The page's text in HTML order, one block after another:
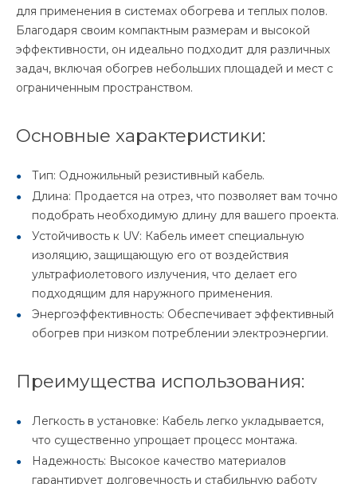
для применения в системах обогрева и теплых полов.
Благодаря своим компактным размерам и высокой
эффективности, он идеально подходит для различных
задач, включая обогрев небольших площадей и мест с
ограниченным пространством.
Основные характеристики:
Тип: Одножильный резистивный кабель.
Длина: Продается на отрез, что позволяет вам точно
подобрать необходимую длину для вашего проекта.
Устойчивость к UV: Кабель имеет специальную
изоляцию, защищающую его от воздействия
ультрафиолетового излучения, что делает его
подходящим для наружного применения.
Энергоэффективность: Обеспечивает эффективный
обогрев при низком потреблении электроэнергии.
Преимущества использования:
Легкость в установке: Кабель легко укладывается,
что существенно упрощает процесс монтажа.
Надежность: Высокое качество материалов
гарантирует долговечность и стабильную работу